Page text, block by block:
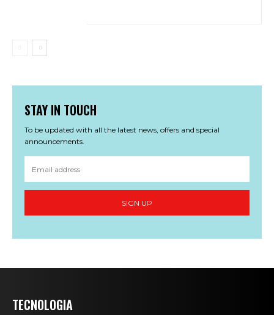
STAY IN TOUCH
To be updated with all the latest news, offers and special
announcements.
SIGN UP
TECNOLOGIA